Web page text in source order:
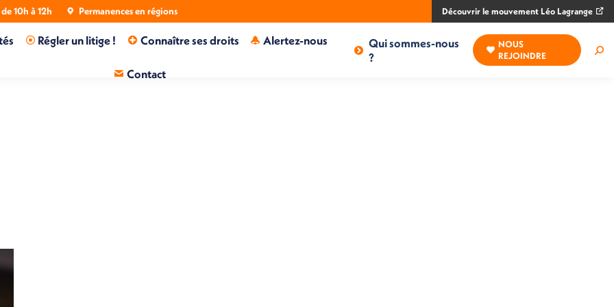
10h à 12h Permanences en régions Découvrir le mouvement Léo Lagrange
Régler un litige ! Connaître ses droits Alertez-nous
Contact
Qui sommes-nous
?
NOUS
REJOINDRE